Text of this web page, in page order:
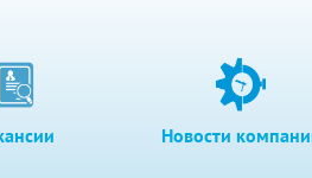
Новости